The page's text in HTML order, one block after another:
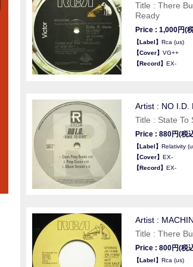
Title : There
Ready
Price : 1,000円(
【Label】 Rca (us)
【Cover】 VG++
【Record】 EX-
Artist : NO I.D.
Title : State To
Price : 880円(税
【Label】 Relativity
【Cover】 EX-
【Record】 EX-
Artist :
Title : There
Price : 800円(税
【Label】 Rca (us)